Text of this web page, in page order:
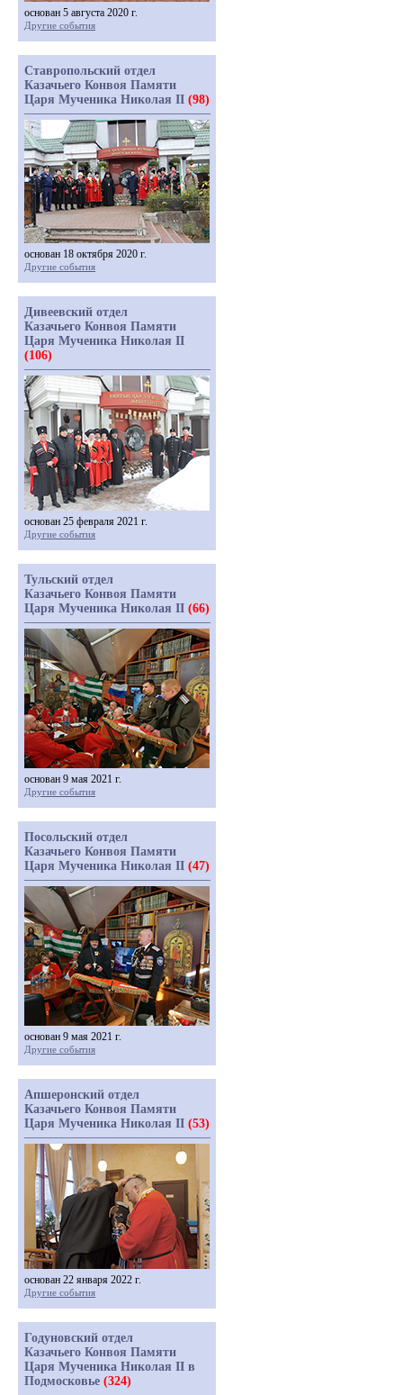
основан 5 августа 2020 г.
Другие события
Ставропольский отдел
Казачьего Конвоя Памяти
Царя Мученика Николая II (98)
основан 18 октября 2020 г.
Другие события
Дивеевский отдел
Казачьего Конвоя Памяти
Царя Мученика Николая II
(106)
основан 25 февраля 2021 г.
Другие события
Тульский отдел
Казачьего Конвоя Памяти
Царя Мученика Николая II (66)
основан 9 мая 2021 г.
Другие события
Посольский отдел
Казачьего Конвоя Памяти
Царя Мученика Николая II (47)
основан 9 мая 2021 г.
Другие события
Апшеронский отдел
Казачьего Конвоя Памяти
Царя Мученика Николая II (53)
основан 22 января 2022 г.
Другие события
Годуновский отдел
Казачьего Конвоя Памяти
Царя Мученика Николая II в
Подмосковье (324)